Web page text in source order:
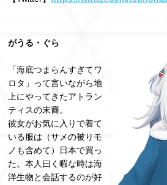
がうる・ぐら
「海底つまらんすぎてワ
ロタ」って⾔いながら地
上にやってきたアトラン
ティスの末裔。
彼⼥がお気に⼊りで着て
いる服は（サメの被りモ
ノも含めて）⽇本で買っ
た。本⼈⽈く暇な時は海
洋⽣物と会話するのが好